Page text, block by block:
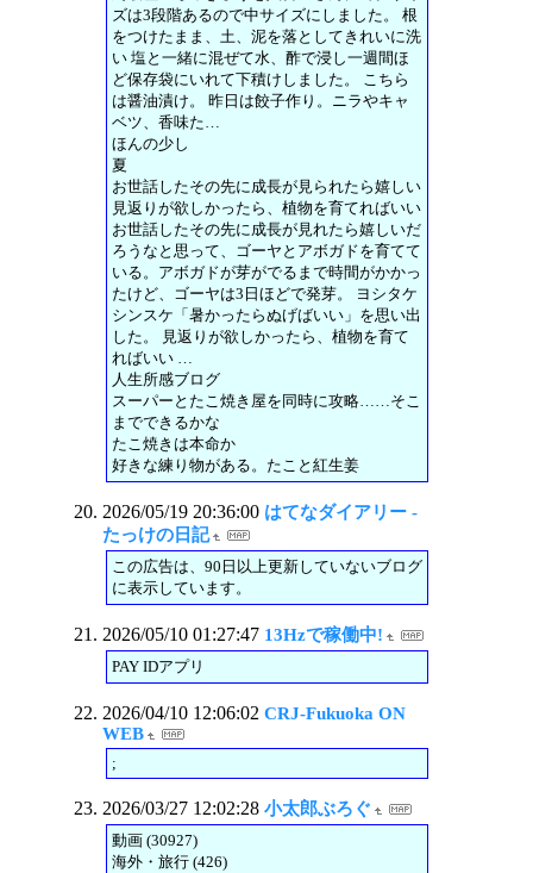
ズは3段階あるので中サイズにしました。 根
をつけたまま、土、泥を落としてきれいに洗
い 塩と一緒に混ぜて水、酢で浸し一週間ほ
ど保存袋にいれて下積けしました。 こちら
は醤油漬け。 昨日は餃子作り。ニラやキャ
ベツ、香味た…
ほんの少し
夏
お世話したその先に成長が見られたら嬉しい
見返りが欲しかったら、植物を育てればいい
お世話したその先に成長が見れたら嬉しいだ
ろうなと思って、ゴーヤとアボガドを育てて
いる。アボガドが芽がでるまで時間がかかっ
たけど、ゴーヤは3日ほどで発芽。 ヨシタケ
シンスケ「暑かったらぬげばいい」を思い出
した。 見返りが欲しかったら、植物を育て
ればいい …
人生所感ブログ
スーパーとたこ焼き屋を同時に攻略……そこ
までできるかな
たこ焼きは本命か
好きな練り物がある。たこと紅生姜
2026/05/19 20:36:00 はてなダイアリー -
たっけの日記
この広告は、90日以上更新していないブログ
に表示しています。
2026/05/10 01:27:47 13Hzで稼働中!
PAY IDアプリ
2026/04/10 12:06:02 CRJ-Fukuoka ON
WEB
;
2026/03/27 12:02:28 小太郎ぶろぐ
動画 (30927)
海外・旅行 (426)